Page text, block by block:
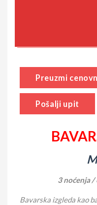
Preuzmi
Pošalji upit
3 noćenja
Bavarska izgleda kao